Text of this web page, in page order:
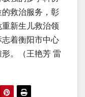
救治服务，彰
新生儿救治领
着衡阳市中心
。（王艳芳 雷